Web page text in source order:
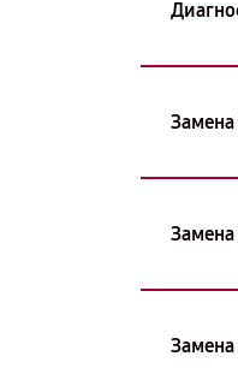
Замена
Замена
Замена